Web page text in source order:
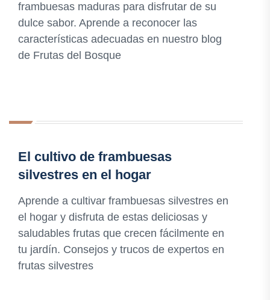
frambuesas maduras para disfrutar de su
dulce sabor. Aprende a reconocer las
características adecuadas en nuestro blog
de Frutas del Bosque
El cultivo de frambuesas
silvestres en el hogar
Aprende a cultivar frambuesas silvestres en
el hogar y disfruta de estas deliciosas y
saludables frutas que crecen fácilmente en
tu jardín. Consejos y trucos de expertos en
frutas silvestres